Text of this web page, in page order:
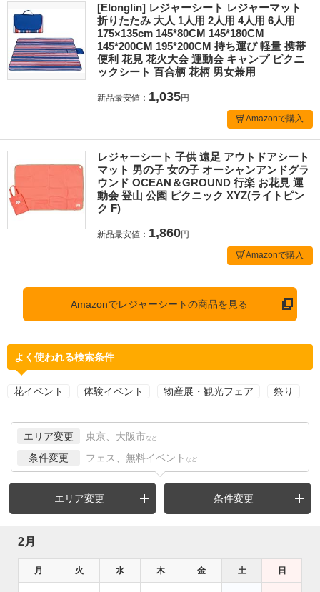
[Elonglin] レジャーシート レジャーマット
折りたたみ 大人 1人用 2人用 4人用 6人用
175×135cm 145*80CM 145*180CM
145*200CM 195*200CM 持ち運び 軽量 携帯
便利 花見 花火大会 運動会 キャンプ ピクニ
ックシート 百合柄 花柄 男女兼用
新品最安値： 1,035円
Amazonで購入
レジャーシート 子供 遠足 アウトドアシート
マット 男の子 女の子 オーシャンアンドグラ
ウンド OCEAN＆GROUND 行楽 お花見 運
動会 登山 公園 ピクニック XYZ(ライトピン
ク F)
新品最安値： 1,860円
Amazonで購入
Amazonでレジャーシートの商品を見る
よく使われる検索条件
花イベント 体験イベント 物産展・観光フェア 祭り
エリア変更 東京、大阪市 など
条件変更 フェス、無料イベント など
エリア変更 条件変更
2月
月 火 水 木 金 土 日